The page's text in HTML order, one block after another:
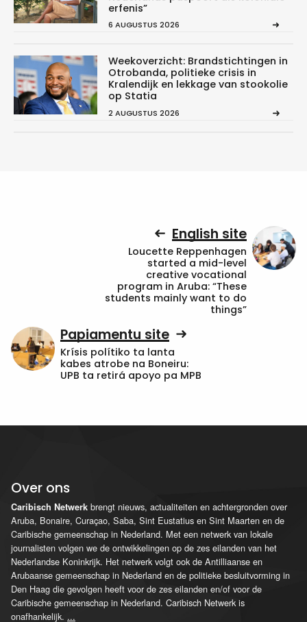
erfenis”
6 AUGUSTUS 2026
Weekoverzicht: Brandstichtingen in
Otrobanda, politieke crisis in
Kralendijk en lekkage van stookolie
op Statia
2 AUGUSTUS 2026
English site
Loucette Reppenhagen
started a mid-level
creative vocational
program in Aruba: “These
students mainly want to do
things”
Papiamentu site
Krísis polítiko ta lanta
kabes atrobe na Boneiru:
UPB ta retirá apoyo pa MPB
Over ons
Caribisch Netwerk brengt nieuws, actualiteiten en achtergronden over
Aruba, Bonaire, Curaçao, Saba, Sint Eustatius en Sint Maarten en de
Caribische gemeenschap in Nederland. Met een netwerk van lokale
journalisten volgen we de ontwikkelingen op de zes eilanden van het
Nederlandse Koninkrijk. Het netwerk volgt ook de Antilliaanse en
Arubaanse gemeenschap in Nederland en de politieke besluitvorming in
Den Haag die gevolgen heeft voor de zes eilanden en/of voor de
Caribische gemeenschap in Nederland. Caribisch Netwerk is
onafhankelijk. ...